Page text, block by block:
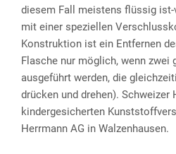
diesem Fall meistens flüssig
mit einer speziellen
Konstruktion ist ein Entfernen
Flasche nur möglich, wenn zwei
ausgeführt werden, die
drücken und drehen). Schweizer
kindergesicherten
Herrmann AG in Walzenhausen.